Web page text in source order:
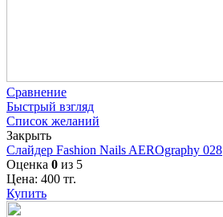
Сравнение
Быстрый взгляд
Список желаний
Закрыть
Слайдер Fashion Nails AEROgraphy 028
Оценка 0 из 5
Цена: 400 тг.
Купить